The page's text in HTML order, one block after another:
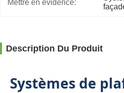
Mettre en évidence:
Description Du Produit
Systèmes de